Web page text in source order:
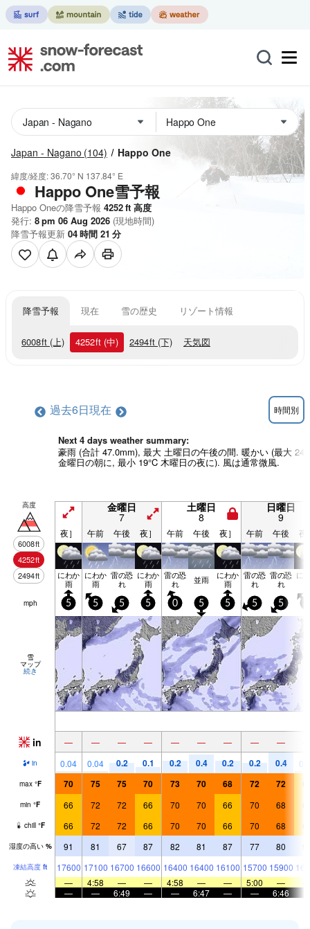
Japan - Nagano (104) Happo One
緯度/経度:36.70° N 137.84° E
Happo One雪予報
Happo Oneの降雪予報 4252ft 高度
発行: 8 pm 06 Aug 2026 (現地時間)
降雪予報更新 04時間 21 分
降雪予報 現在 雪の歴史 リゾート情報
6008ft (上) 4252ft (中) 2494ft (下) 天気図
過去6日現在 時間別
Next 4 days weather summary:
豪雨 (合計 47.0mm), 最大 土曜日の午後の間. 暖かい (最大
金曜日の朝に, 最小 19°C 木曜日の夜に). 風は通常微風.
高度
6008ft
4252ft
2494ft
金曜日
7
土曜日
8
日曜日
9
夜］ 午前 午後 夜］ 午前 午後 夜］ 午前 午後 夜
にわか
雨
にわか
雨
雷の恐
れ
にわか
雨
雷の恐
れ 並雨 にわか
雨
雷の恐
れ
雷の恐
れ
に
mph 5 5 5 5 0 5 5 5 5
雪
マップ
続き
in — — — — — — — — —
in 0.04 0.04 0.2 0.1 0.2 0.4 0.2 0.2 0.4
max °F 70 75 75 70 73 70 68 72 72
min °F 66 72 72 66 70 70 66 70 68
chill °F 66 72 72 66 70 70 66 70 68
湿度の高い % 91 81 67 87 82 81 87 77 80
凍結高度 ft 17600 17100 16700 16600 16400 16400 16100 15700 15900
—
4:58 — — 4:58 — — 5:00 —
—
— 6:49 — — 6:47 — — 6:46